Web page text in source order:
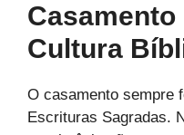
Casamento
Cultura
O casamento sempre
Escrituras Sagradas.